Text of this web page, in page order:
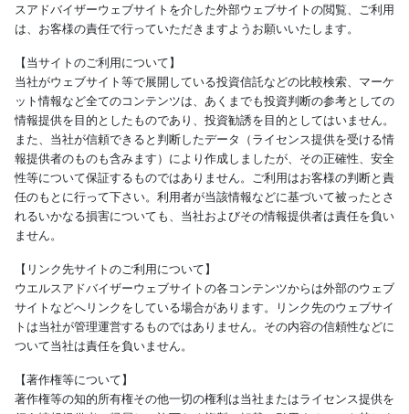
スアドバイザーウェブサイトを介した外部ウェブサイトの閲覧、ご利用
は、お客様の責任で行っていただきますようお願いいたします。
【当サイトのご利用について】
当社がウェブサイト等で展開している投資信託などの比較検索、マーケ
ット情報など全てのコンテンツは、あくまでも投資判断の参考としての
情報提供を目的としたものであり、投資勧誘を目的としてはいません。
また、当社が信頼できると判断したデータ（ライセンス提供を受ける情
報提供者のものも含みます）により作成しましたが、その正確性、安全
性等について保証するものではありません。ご利用はお客様の判断と責
任のもとに行って下さい。利用者が当該情報などに基づいて被ったとさ
れるいかなる損害についても、当社およびその情報提供者は責任を負い
ません。
【リンク先サイトのご利用について】
ウエルスアドバイザーウェブサイトの各コンテンツからは外部のウェブ
サイトなどへリンクをしている場合があります。リンク先のウェブサイ
トは当社が管理運営するものではありません。その内容の信頼性などに
ついて当社は責任を負いません。
【著作権等について】
著作権等の知的所有権その他一切の権利は当社またはライセンス提供を